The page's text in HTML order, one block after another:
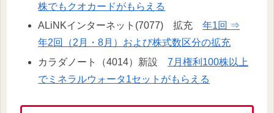
株でもクオカードがもらえる
ALiNKインターネット(7077) 拡充年1回 ⇒
年2回（2月・8月）および株式数区分の拡充
カラダノート（4014）新設7月権利100株以上
でミネラルウォータ1セットがもらえる